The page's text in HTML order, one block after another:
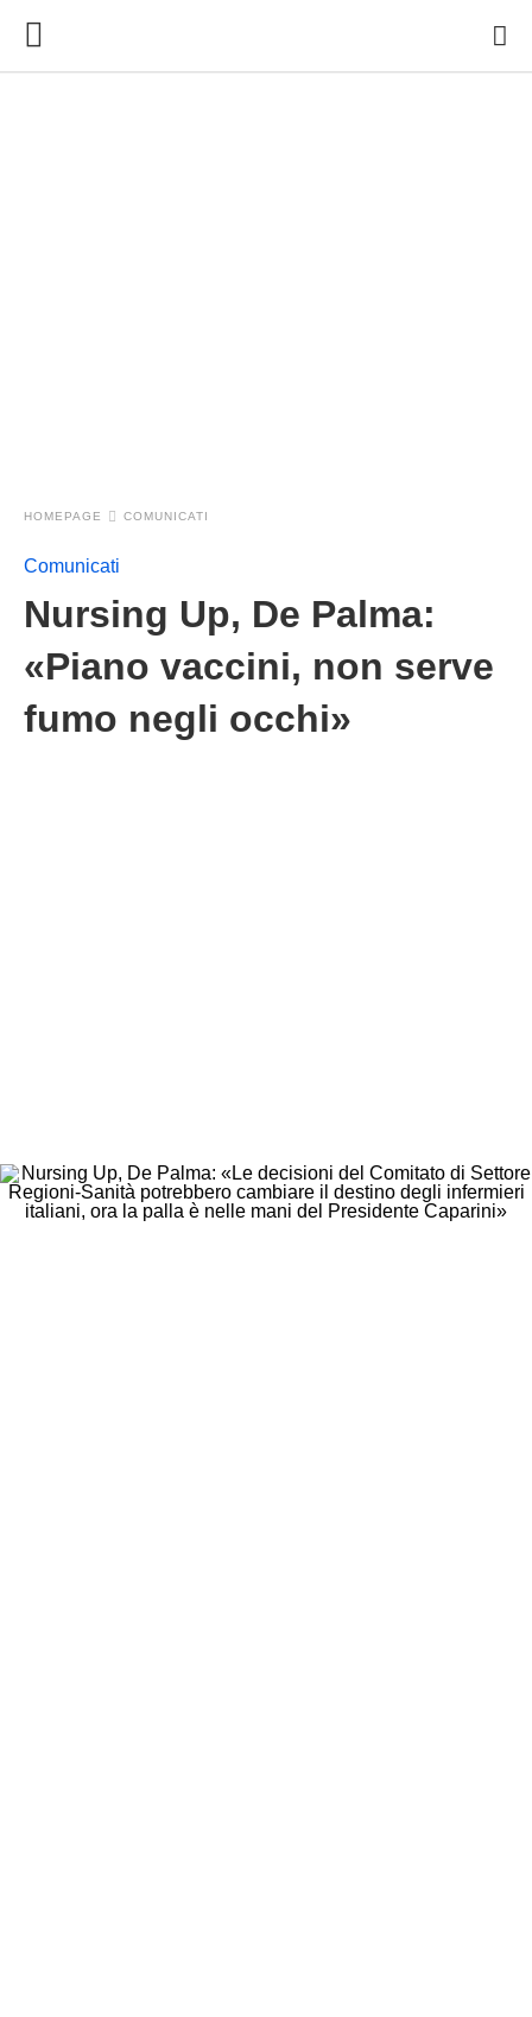
HOMEPAGE COMUNICATI
Comunicati
Nursing Up, De Palma:
«Piano vaccini, non serve
fumo negli occhi»